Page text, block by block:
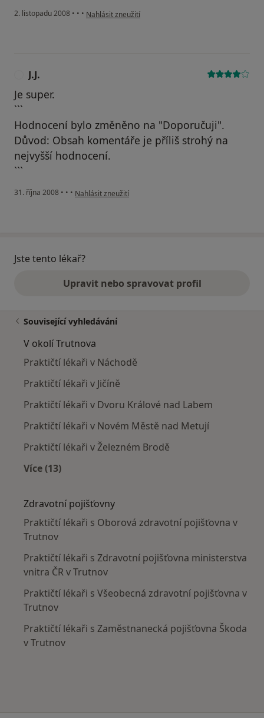
2. listopadu 2008 • • • podle názoru uživatele a
Nahlásit zneužití
J.J.
Je super.
```
Hodnocení bylo změněno na "Doporučuji".
Důvod: Obsah komentáře je příliš strohý na
nejvyšší hodnocení.
```
31. října 2008 • • • podle názoru uživatele J.J.
Nahlásit zneužití
Jste tento lékař?
Upravit nebo spravovat profil
Související vyhledávání
V okolí Trutnova
Praktičtí lékaři v Náchodě
Praktičtí lékaři v Jičíně
Praktičtí lékaři v Dvoru Králové nad Labem
Praktičtí lékaři v Novém Městě nad Metují
Praktičtí lékaři v Železném Brodě
Více (13)
Zdravotní pojišťovny
Praktičtí lékaři s Oborová zdravotní pojišťovna v
Trutnov
Praktičtí lékaři s Zdravotní pojišťovna ministerstva
vnitra ČR v Trutnov
Praktičtí lékaři s Všeobecná zdravotní pojišťovna v
Trutnov
Praktičtí lékaři s Zaměstnanecká pojišťovna Škoda
v Trutnov